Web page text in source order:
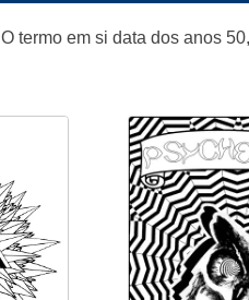
termo em si data dos anos